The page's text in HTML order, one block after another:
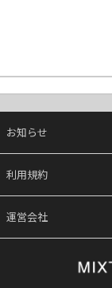
お知らせ
利用規約
運営会社